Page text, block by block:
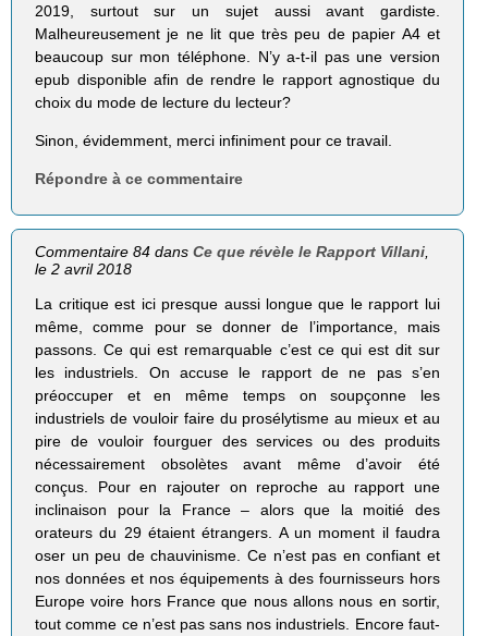
2019, surtout sur un sujet aussi avant gardiste.
Malheureusement je ne lit que très peu de papier A4 et
beaucoup sur mon téléphone. N’y a-t-il pas une version
epub disponible afin de rendre le rapport agnostique du
choix du mode de lecture du lecteur?
Sinon, évidemment, merci infiniment pour ce travail.
Répondre à ce commentaire
Commentaire 84 dansCe que révèle le Rapport Villani
le 2 avril 2018
La critique est ici presque aussi longue que le rapport lui
même, comme pour se donner de l’importance, mais
passons. Ce qui est remarquable c’est ce qui est dit sur
les industriels. On accuse le rapport de ne pas s’en
préoccuper et en même temps on soupçonne les
industriels de vouloir faire du prosélytisme au mieux et au
pire de vouloir fourguer des services ou des produits
nécessairement obsolètes avant même d’avoir été
conçus. Pour en rajouter on reproche au rapport une
inclinaison pour la France – alors que la moitié des
orateurs du 29 étaient étrangers. A un moment il faudra
oser un peu de chauvinisme. Ce n’est pas en confiant et
nos données et nos équipements à des fournisseurs hors
Europe voire hors France que nous allons nous en sortir,
tout comme ce n’est pas sans nos industriels. Encore faut-